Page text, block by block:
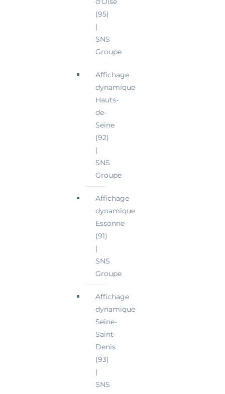
(95)
|
SNS
Groupe
Affichage
dynamique
Hauts-
de-
Seine
(92)
|
SNS
Groupe
Affichage
dynamique
Essonne
(91)
|
SNS
Groupe
Affichage
dynamique
Seine-
Saint-
Denis
(93)
|
SNS